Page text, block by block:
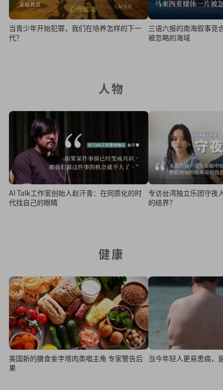
当青少年开始犯罪，我们在培养怎样的下一
代？
三语六报的南海叙事竞
被忽略的海域
人物
AI Talk工作室创始人赵汗青：在同质化的时
代找自己的眼睛
专访台湾独立乐团守夜
的结界？
健康
美国新的膳食金字塔肉类唱主角 专家警告后
果
当今年轻人更易患癌，